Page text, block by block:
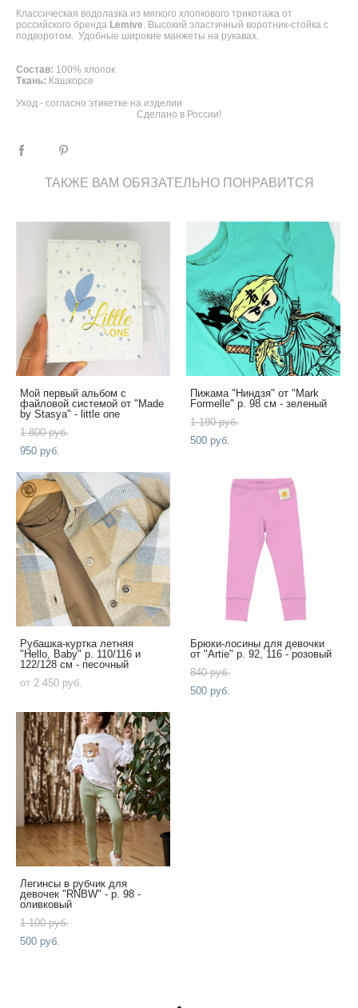
Классическая водолазка из мягкого хлопкового трикотажа от
российского бренда Lemive. Высокий эластичный воротник-стойка с
подворотом. Удобные широкие манжеты на рукавах.
Состав: 100% хлопок
Ткань: Кашкорсе
Уход - согласно этикетке на изделии
Сделано в России!
ТАКЖЕ ВАМ ОБЯЗАТЕЛЬНО ПОНРАВИТСЯ
Мой первый альбом с
файловой системой от "Made
by Stasya" - little one
1 800 pуб.
950 pуб.
Пижама "Ниндзя" от "Mark
Formelle" р. 98 см - зеленый
1 180 pуб.
500 pуб.
Рубашка-куртка летняя
"Hello, Baby" р. 110/116 и
122/128 см - песочный
от 2 450 pуб.
Брюки-лосины для девочки
от "Artie" р. 92, 116 - розовый
840 pуб.
500 pуб.
Легинсы в рубчик для
девочек "RNBW" - р. 98 -
оливковый
1 100 pуб.
500 pуб.